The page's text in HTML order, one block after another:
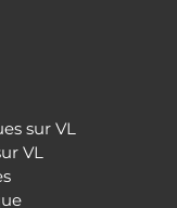
sur VL
VL